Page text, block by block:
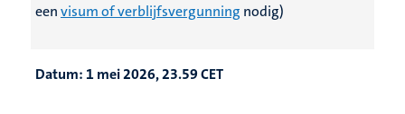
eenvisum of verblijfsvergunning nodig)
Datum: 1 mei 2026, 23.59 CET